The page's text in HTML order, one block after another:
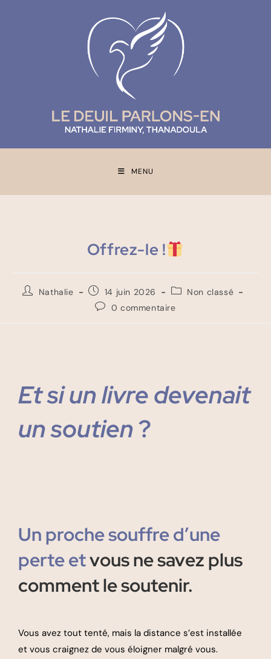
MENU
Offrez-le !
Nathalie 14 juin 2026
Non classé
0 commentaire
Et si un livre devenait
un soutien?
Un proche souffre d’une
perte etvous ne savez plus
comment le soutenir.
Vous avez tout tenté, mais la distance s’est installée
et vous craignez de vous éloigner malgré vous.